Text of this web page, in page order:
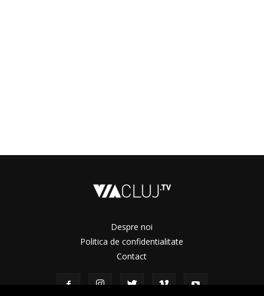
Despre noi
Politica de confidentialitate
Contact